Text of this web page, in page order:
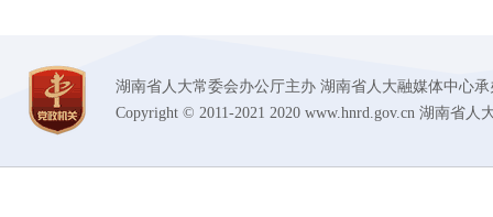
湖南省人大常委会办公厅主办 湖南省人大融媒体中心
Copyright © 2011-2021 2020 www.hnrd.gov.cn 湖南省